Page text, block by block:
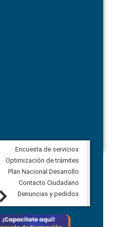
Veeduría para vigilar los acuerdos,
derivados de la Audiencia Pública
entre el GAD de Ibarra y la
comunidad Urbina, parroquia la
Carolina
5 agosto, 2026
Next
Encuesta de servicios
Optimización de trámites
Plan Nacional Desarrollo
Contacto Ciudadano
Denuncias y pedidos